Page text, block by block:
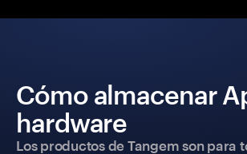
Cómo almacenar
hardware
Los productos de Tangem son